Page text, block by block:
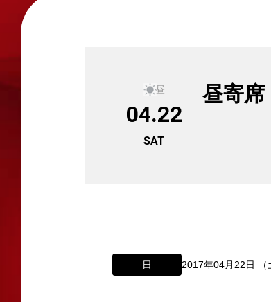
昼
04.22
SAT
昼寄席
日 2017年04月22日 （
所属オーディションに関するお
以下のアドレスからお問い合わせ願